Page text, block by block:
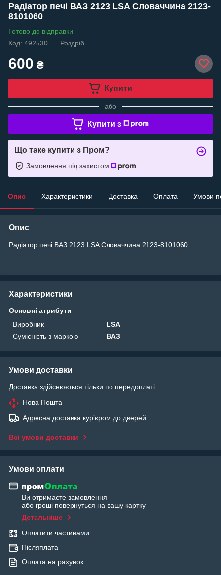
Радіатор печі ВАЗ 2123 LSA Словаччина 2123-
8101060
Готово до відправки
Код: 492530
Роздріб
600 ₴
Купити
або
Купити з
Що таке купити з Пром?
Замовлення під захистом
Опис Характеристики Доставка Оплата Умови
Опис
Радіатор печі ВАЗ 2123 LSA Словаччина 2123-8101060
Характеристики
Основні атрибути
Виробник
LSA
Сумісність з маркою
ВАЗ
Умови доставки
Доставка здійснюється тільки по передоплаті.
Нова Пошта
Адресна доставка курʼєром до дверей
Всі умови доставки
Умови оплати
Ви отримаєте замовлення
або гроші повернуться на вашу картку
Детальніше
Оплатити частинами
Післяплата
Оплата на рахунок